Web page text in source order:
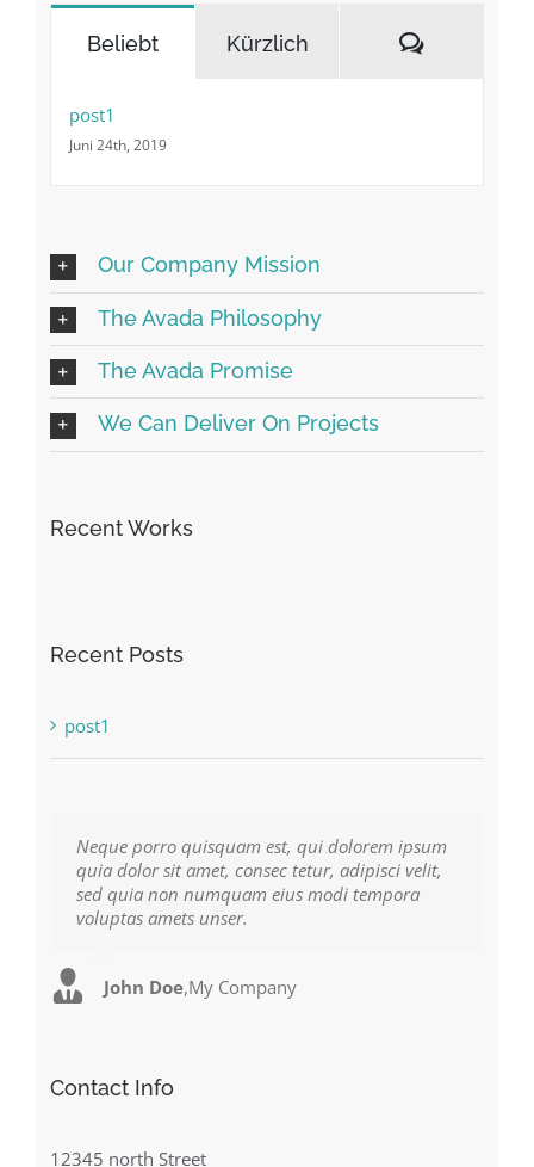
Beliebt Kürzlich
post1
Juni 24th, 2019
Our Company Mission
The Avada Philosophy
The Avada Promise
We Can Deliver On Projects
Recent Works
Recent Posts
post1
Neque porro quisquam est, qui dolorem ipsum
quia dolor sit amet, consec tetur, adipisci velit,
sed quia non numquam eius modi tempora
voluptas amets unser.
John Doe,My Company
Aliquam erat volutpat. Quisque at est id ligula
facilisis laoreet eget pulvinar nibh. Suspendisse
at ultrices dui. Curabitur ac felis arcu sadips
ipsums fugiats nemis.
Luke Beck,Theme Fusion
Contact Info
12345 north Street